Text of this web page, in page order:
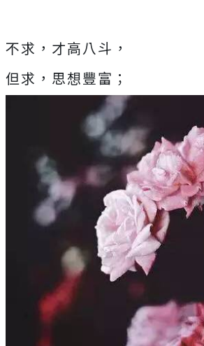
不求，才高八斗，
但求，思想豐富；